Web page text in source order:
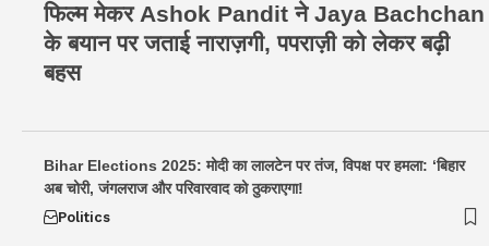
फिल्म मेकर Ashok Pandit ने Jaya Bachchan
के बयान पर जताई नाराज़गी, पपराज़ी को लेकर बढ़ी
बहस
Bihar Elections 2025: मोदी का लालटेन पर तंज, विपक्ष पर हमला: ‘बिहार
अब चोरी, जंगलराज और परिवारवाद को ठुकराएगा!
Politics